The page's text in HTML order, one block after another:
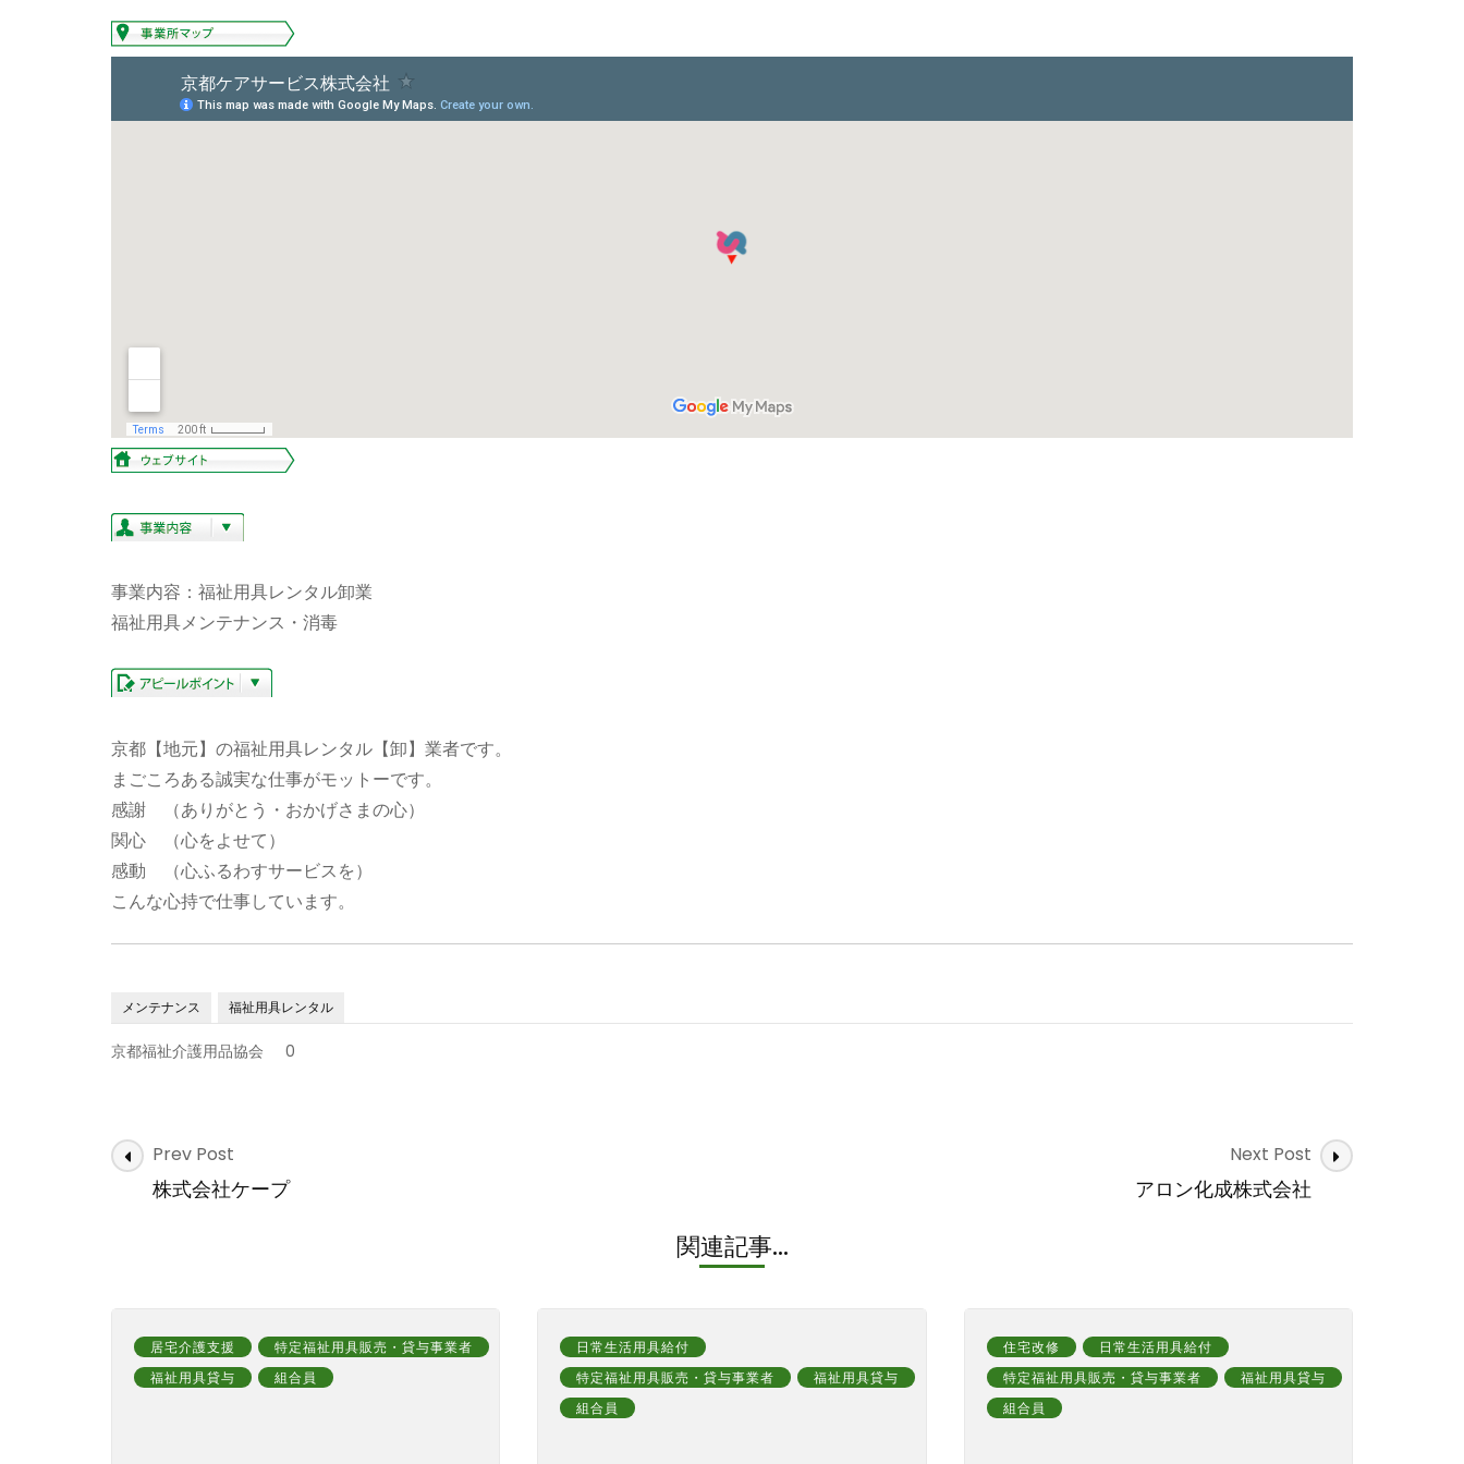
事業内容：福祉用具レンタル卸業
福祉用具メンテナンス・消毒
京都【地元】の福祉用具レンタル【卸】業者です。
まごころある誠実な仕事がモットーです。
感謝 （ありがとう・おかげさまの心）
関心 （心をよせて）
感動 （心ふるわすサービスを）
こんな心持で仕事しています。
メンテナンス 福祉用具レンタル
京都福祉介護用品協会 0
Post
Navigation
Prev Post
株式会社ケープ
Next Post
アロン化成株式会社
関連記事...
居宅介護支援
特定福祉用具販売・貸与事業者
福祉用具貸与
組合員
日常生活用具給付
特定福祉用具販売・貸与事業者
福祉用具貸与
組合員
住宅改修
日常生活用具給付
特定福祉用具販売・貸与事業者
福祉用具貸与
組合員